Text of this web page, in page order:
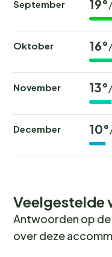
September 19°
Oktober 16°
November 13°
December 10°
Veelgestelde
Antwoorden op
over deze